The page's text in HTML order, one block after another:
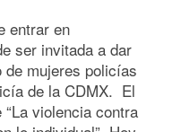
entrar en
ser invitada a dar
de mujeres policías
de la CDMX. El
violencia contra